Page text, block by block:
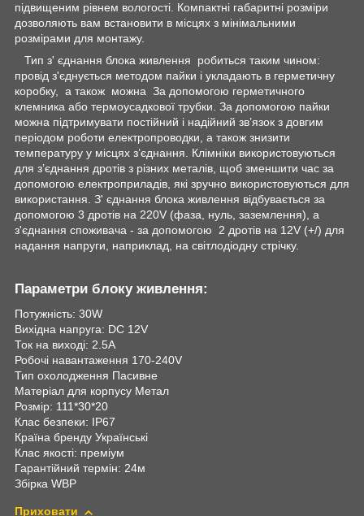
підвищеним рівнем вологості. Компактні габаритні розміри
дозволяють вам встановити в місцях з мінімальними
розмірами для монтажу.
Тип з' єднання блока живлення робиться таким чином:
провід з'єднується методом пайки і укладають в герметичну
коробку, а також можна За допомогою герметичного
клемника або термоусадкової трубки. За допомогою пайки
можна підтримувати постійний і надійний зв’язок з довгим
періодом роботи електропроводки, а також знизити
температуру у місцях з’єднання. Клімніки використовуються
для з’єднання дротів з різних металів, щоб зменшити час за
допомогою електроприладів, які зручно використовуються для
використання. З' єднання блока живлення відбувається за
допомогою 3 дротів на 220V (фаза, нуль, заземлення), а
з'єднання споживача - за допомогою 2 дротів на 12V (+/) для
надання напруги, наприклад, на світлодіодну стрічку.
Параметри блоку живлення:
Потужність: 30W
Вихідна напруга: DC 12V
Ток на виході: 2.5A
Робочі навантаження 170-240V
Тип охолодження Пасивне
Матеріал для корпусу Метал
Розмір: 111*30*20
Клас безпеки: IP67
Країна бренду Українські
Клас якості: преміум
Гарантійний термін: 24м
Збірка WBP
Приховати